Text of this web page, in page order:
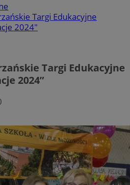
Targi Edukacyjne
2024"
Targi Edukacyjne
2024”